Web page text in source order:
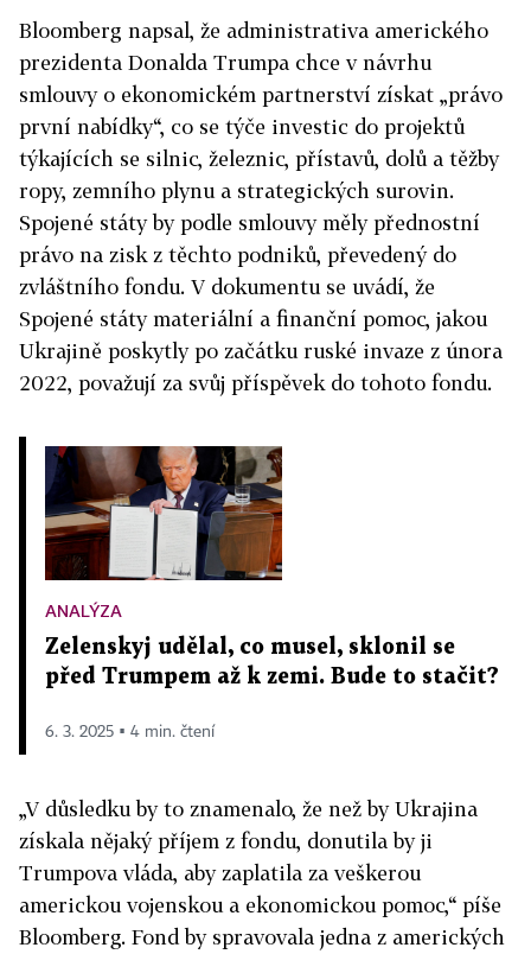
Bloomberg napsal, že administrativa amerického
prezidenta Donalda Trumpa chce v návrhu
smlouvy o ekonomickém partnerství získat „právo
první nabídky“, co se týče investic do projektů
týkajících se silnic, železnic, přístavů, dolů a těžby
ropy, zemního plynu a strategických surovin.
Spojené státy by podle smlouvy měly přednostní
právo na zisk z těchto podniků, převedený do
zvláštního fondu. V dokumentu se uvádí, že
Spojené státy materiální a finanční pomoc, jakou
Ukrajině poskytly po začátku ruské invaze z února
2022, považují za svůj příspěvek do tohoto fondu.
ANALÝZA
Zelenskyj udělal, co musel, sklonil se
před Trumpem až k zemi. Bude to stačit?
6. 3. 2025 ▪ 4 min. čtení
„V důsledku by to znamenalo, že než by Ukrajina
získala nějaký příjem z fondu, donutila by ji
Trumpova vláda, aby zaplatila za veškerou
americkou vojenskou a ekonomickou pomoc,“ píše
Bloomberg. Fond by spravovala jedna z amerických